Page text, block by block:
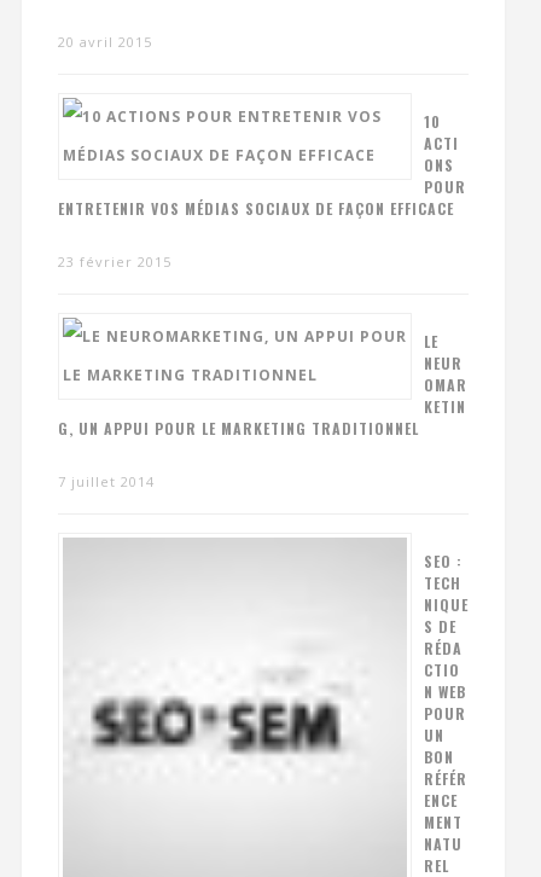
20 avril 2015
10
ACTI
ONS
POUR
ENTRETENIR VOS MÉDIAS SOCIAUX DE FAÇON EFFICACE
23 février 2015
LE
NEUR
OMAR
KETIN
G, UN APPUI POUR LE MARKETING TRADITIONNEL
7 juillet 2014
SEO :
TECH
NIQUE
S DE
RÉDA
CTIO
N WEB
POUR
UN
BON
RÉFÉR
ENCE
MENT
NATU
REL